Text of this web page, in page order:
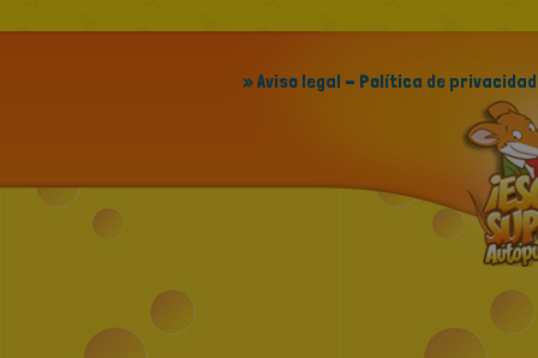
» Aviso legal - Política de privacidad